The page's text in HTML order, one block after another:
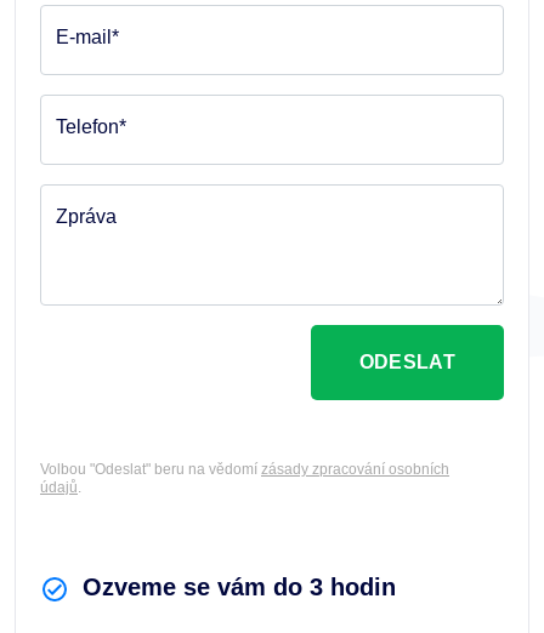
Ozveme se vám do 3 hodin
E-mail*
Telefon*
Zpráva
ODESLAT
Volbou "Odeslat" beru na vědomí zásady zpracování osobních
údajů.